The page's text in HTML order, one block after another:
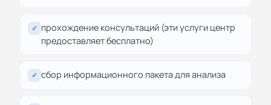
✓ прохождение консультаций (эти услуги центр
предоставляет бесплатно)
✓ сбор информационного пакета для анализа